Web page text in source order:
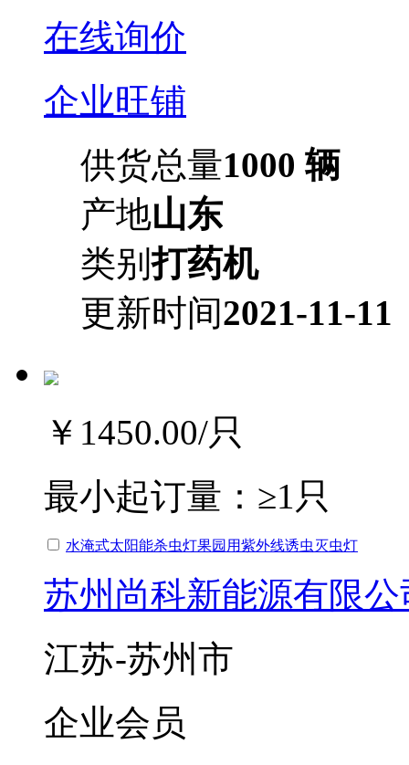
在线询价
企业旺铺
供货总量1000 辆
产地山东
类别打药机
更新时间2021-11-11
￥1450.00/只
最小起订量： ≥1只
水淹式太阳能杀虫灯果园用紫外线诱虫灭虫灯
苏州尚科新能源有限公
江苏-苏州市
企业会员